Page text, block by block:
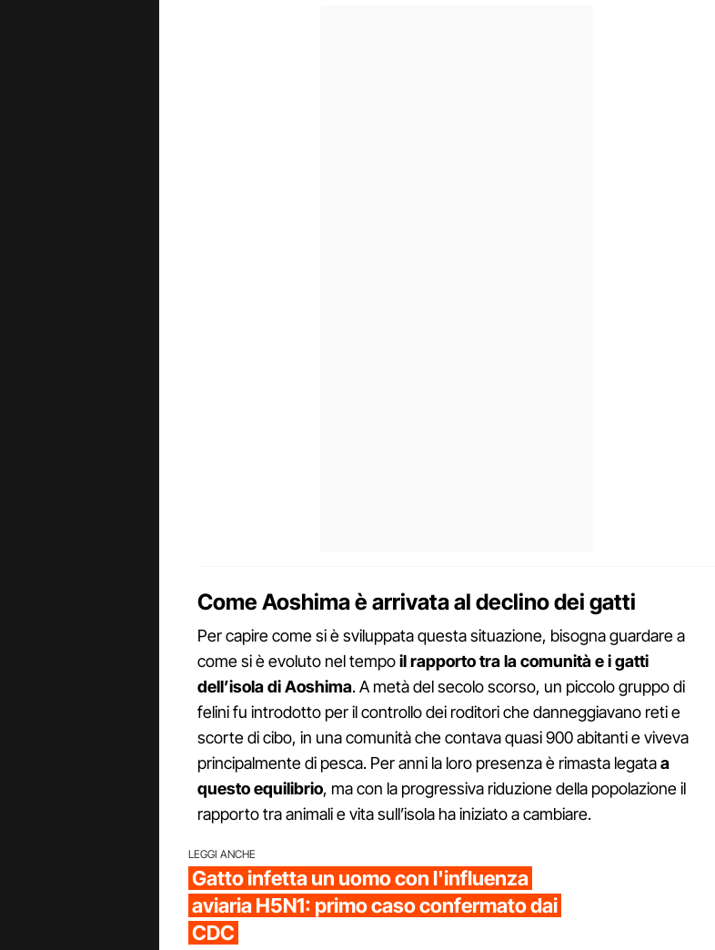
Come Aoshima è arrivata al declino dei gatti
Per capire come si è sviluppata questa situazione, bisogna guardare a
come si è evoluto nel tempoil rapporto tra la comunità e i gatti
dell’isola di Aoshima. A metà del secolo scorso, un piccolo gruppo di
felini fu introdotto per il controllo dei roditori che danneggiavano reti e
scorte di cibo, in una comunità che contava quasi 900 abitanti e viveva
principalmente di pesca. Per anni la loro presenza è rimasta legataa
questo equilibrio, ma con la progressiva riduzione della popolazione il
rapporto tra animali e vita sull’isola ha iniziato a cambiare.
LEGGI ANCHE
Gatto infetta un uomo con l'influenza
aviaria H5N1: primo caso confermato dai
CDC